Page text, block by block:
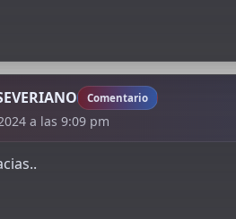
Comentario
a las 9:09 pm